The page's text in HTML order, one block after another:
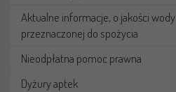
Aktualne informacje, o jakości wody
przeznaczonej do spożycia
Nieodpłatna pomoc prawna
Dyżury aptek